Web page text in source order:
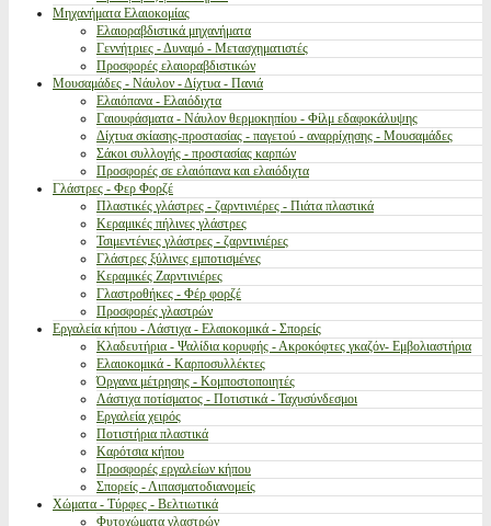
Μηχανήματα Ελαιοκομίας
Ελαιοραβδιστικά μηχανήματα
Γεννήτριες - Δυναμό - Μετασχηματιστές
Προσφορές ελαιοραβδιστικών
Μουσαμάδες - Νάυλον - Δίχτυα - Πανιά
Ελαιόπανα - Ελαιόδιχτα
Γαιουφάσματα - Νάυλον θερμοκηπίου - Φίλμ εδαφοκάλυψης
Δίχτυα σκίασης-προστασίας - παγετού - αναρρίχησης - Μουσαμάδες
Σάκοι συλλογής - προστασίας καρπών
Προσφορές σε ελαιόπανα και ελαιόδιχτα
Γλάστρες - Φερ Φορζέ
Πλαστικές γλάστρες - ζαρντινιέρες - Πιάτα πλαστικά
Κεραμικές πήλινες γλάστρες
Τσιμεντένιες γλάστρες - ζαρντινιέρες
Γλάστρες ξύλινες εμποτισμένες
Κεραμικές Ζαρντινιέρες
Γλαστροθήκες - Φέρ φορζέ
Προσφορές γλαστρών
Εργαλεία κήπου - Λάστιχα - Ελαιοκομικά - Σπορείς
Κλαδευτήρια - Ψαλίδια κορυφής - Ακροκόφτες γκαζόν- Εμβολιαστήρια
Ελαιοκομικά - Καρποσυλλέκτες
Όργανα μέτρησης - Κομποστοποιητές
Λάστιχα ποτίσματος - Ποτιστικά - Ταχυσύνδεσμοι
Εργαλεία χειρός
Ποτιστήρια πλαστικά
Καρότσια κήπου
Προσφορές εργαλείων κήπου
Σπορείς - Λιπασματοδιανομείς
Χώματα - Τύρφες - Βελτιωτικά
Φυτοχώματα γλαστρών